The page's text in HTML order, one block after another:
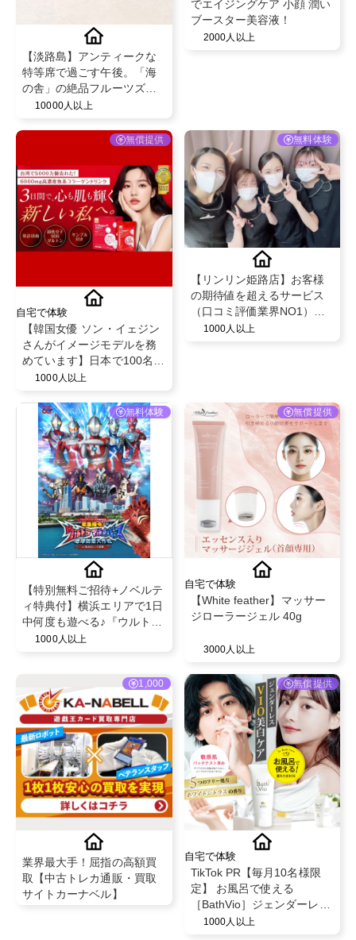
【淡路島】アンティークな
特等席で過ごす午後。「海
の舎」の絶品フルーツズコ
ットケーキ。
10000人以上
でエイジングケア 小顔 潤い
ブースター美容液！
2000人以上
無償提供
自宅で体験
【韓国女優 ソン・イェジン
さんがイメージモデルを務
めています】日本で100名以
上のKOLから高評価を受
万包を突破した、話題のコ
ラーゲンドリンク「m2」。
24時間以内に体内のコラー
ゲン増加を体感できる 特別
コラボレーション企画です
1000人以上
無料体験
【リンリン姫路店】お客様
の期待値を超えるサービス
（口コミ評価業界NO1）と
既存のお客様からの紹介率
1000人以上
無料体験
【特別無料ご招待+ノベルテ
ィ特典付】横浜エリアで1日
中何度も遊べる♪『ウルトラ
マンの世界に没入できるス
1000人以上
無償提供
自宅で体験
【White feather】マッサー
ジローラージェル 40g
3000人以上
1,000
業界最大手！屈指の高額買
取【中古トレカ通販・買取
サイトカーナベル】
無償提供
自宅で体験
TikTok PR【毎月10名様限
定】 お風呂で使える
［BathVio］ジェンダーレス
デリケートゾーン 美白 黒ず
1000人以上